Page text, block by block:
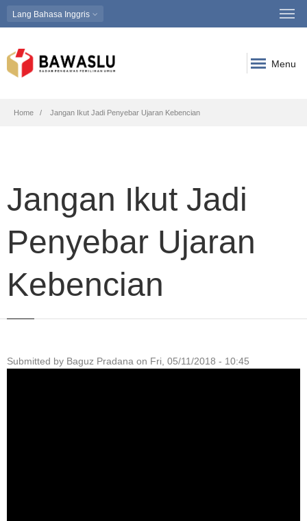
Lang Bahasa Inggris
Menu
Breadcrumb
Home Jangan Ikut Jadi Penyebar Ujaran Kebencian
Jangan Ikut Jadi
Penyebar Ujaran
Kebencian
Submitted by Baguz Pradana on Fri, 05/11/2018 - 10:45